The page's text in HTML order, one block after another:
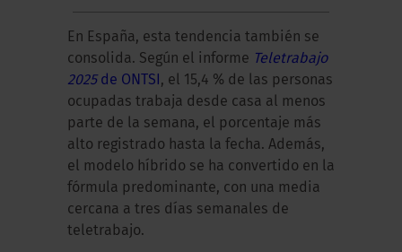
En España, esta tendencia también se
consolida. Según el informe Teletrabajo
2025de ONTSI , el 15,4 % de las personas
ocupadas trabaja desde casa al menos
parte de la semana, el porcentaje más
alto registrado hasta la fecha. Además,
el modelo híbrido se ha convertido en la
fórmula predominante, con una media
cercana a tres días semanales de
teletrabajo.